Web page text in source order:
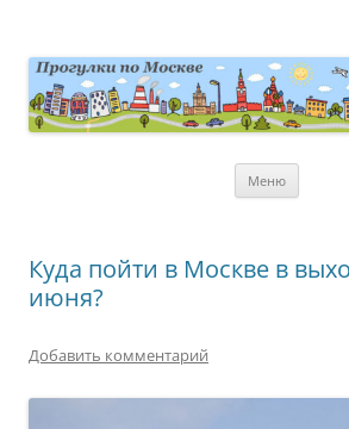
Меню
Куда пойти в Москве в
июня?
Добавить комментарий